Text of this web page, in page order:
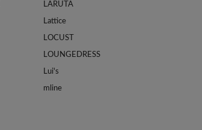
LARUTA
Lattice
LOCUST
LOUNGEDRESS
Lui's
mline